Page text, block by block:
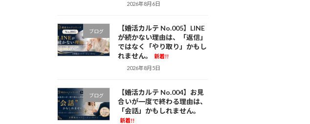
2026年8月6日
ブログ
【婚活カルテ No.005】LINE
が続かない理由は、「返信」
ではなく「やり取り」かもし
れません。
新着!!
2026年8月5日
ブログ
【婚活カルテ No.004】お見
合いが一度で終わる理由は、
「会話」かもしれません。
新着!!